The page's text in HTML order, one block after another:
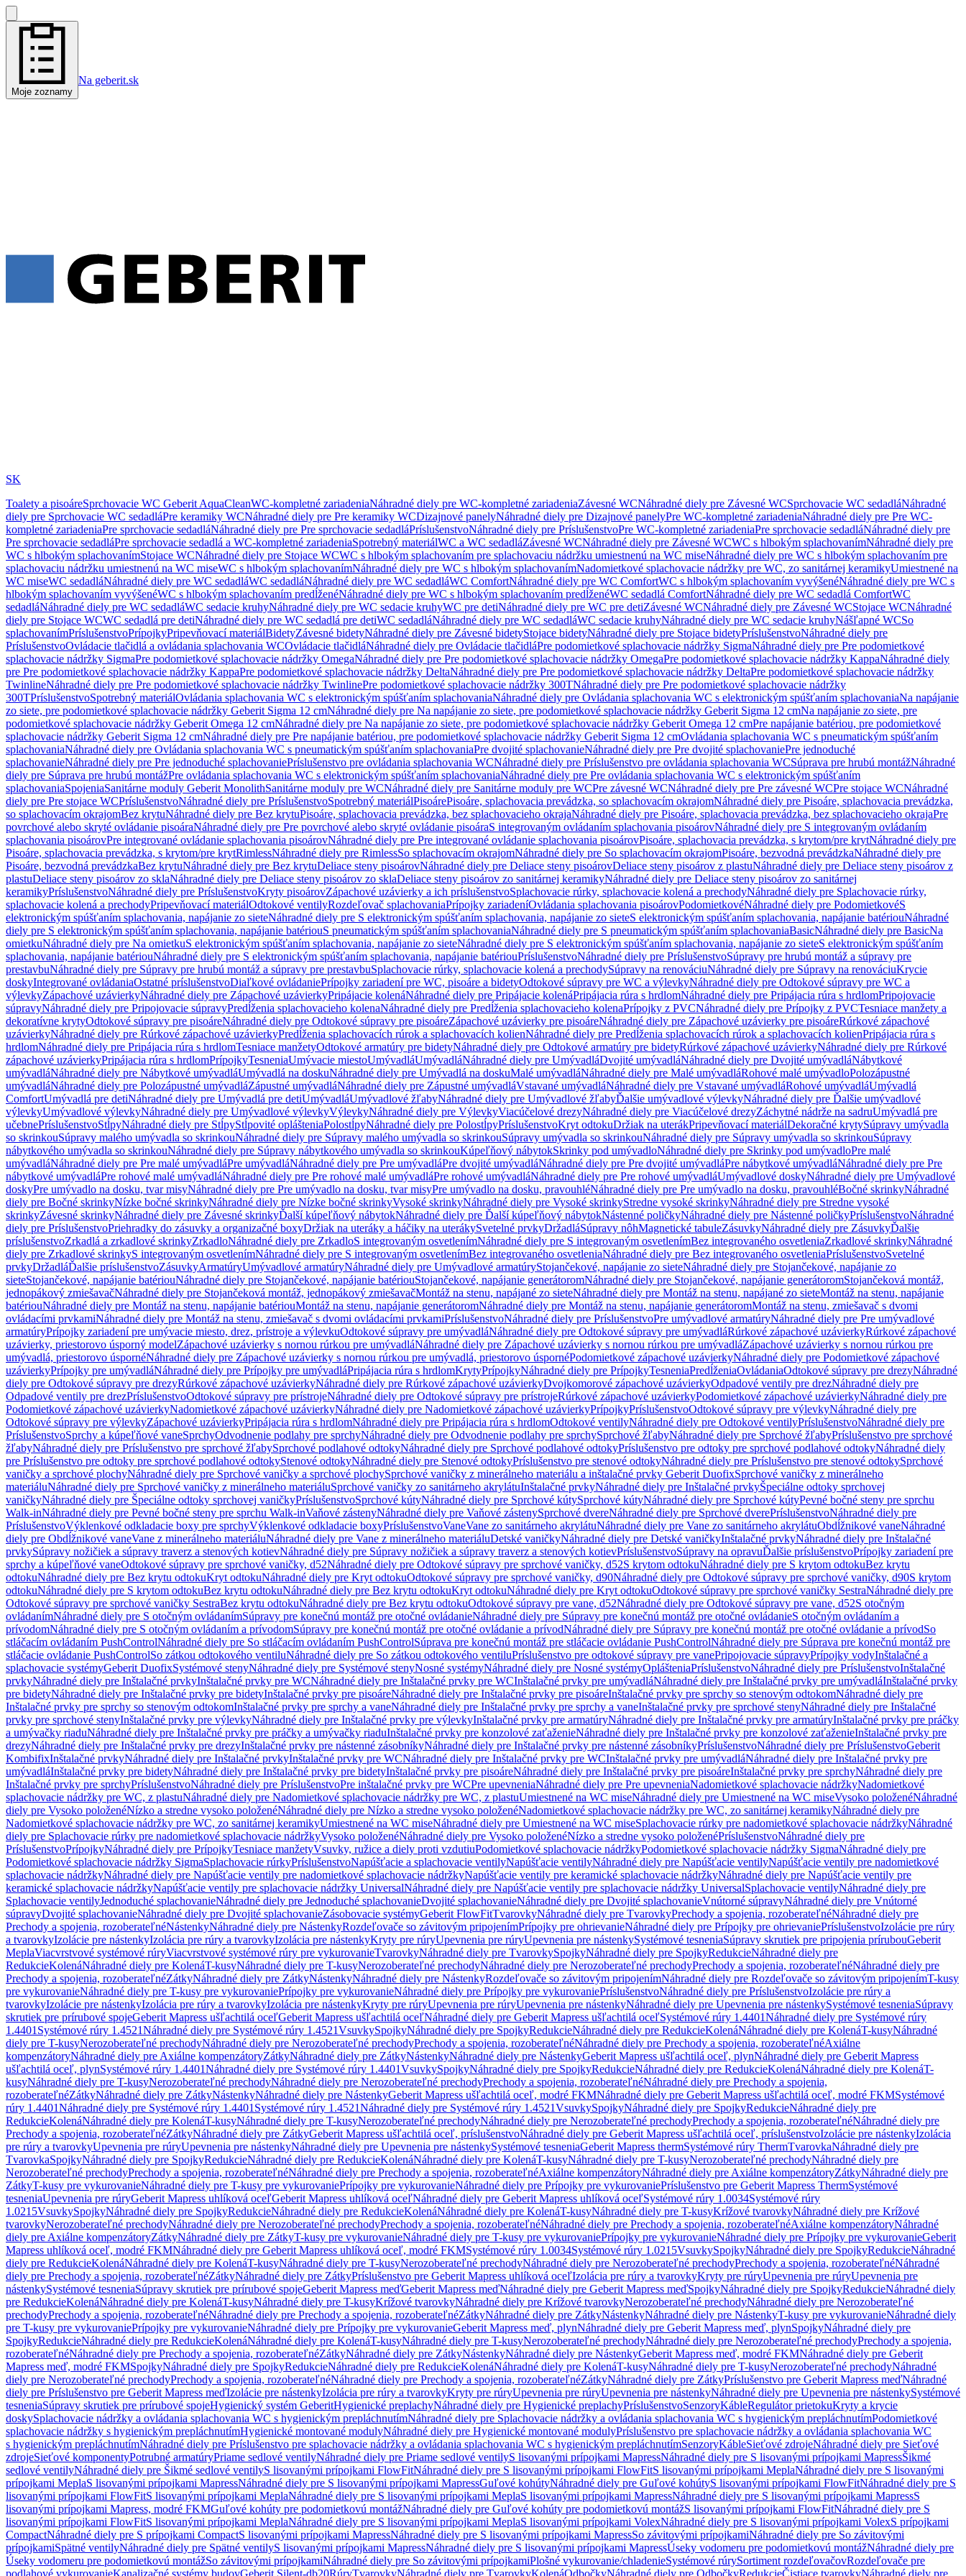
Moje zoznamy
Na geberit.sk
SK
Toalety a pisoáreSprchovacie WC Geberit AquaCleanWC-kompletné zariadeniaNáhradné diely pre WC-kompletné zariadeniaZávesné WCNáhradné diely pre Závesné WCSprchovacie WC sedadláNáhradné
diely pre Sprchovacie WC sedadláPre keramiky WCNáhradné diely pre Pre keramiky WCDizajnové panelyNáhradné diely pre Dizajnové panelyPre WC-kompletné zariadeniaNáhradné diely pre Pre WC-
kompletné zariadeniaPre sprchovacie sedadláNáhradné diely pre Pre sprchovacie sedadláPríslušenstvoNáhradné diely pre PríslušenstvoPre WC-kompletné zariadeniaPre sprchovacie sedadláNáhradné diely pre
Pre sprchovacie sedadláPre sprchovacie sedadlá a WC-kompletné zariadeniaSpotrebný materiálWC a WC sedadláZávesné WCNáhradné diely pre Závesné WCWC s hlbokým splachovanímNáhradné diely pre
WC s hlbokým splachovanímStojace WCNáhradné diely pre Stojace WCWC s hlbokým splachovaním pre splachovaciu nádržku umiestnenú na WC miseNáhradné diely pre WC s hlbokým splachovaním pre
splachovaciu nádržku umiestnenú na WC miseWC s hlbokým splachovanímNáhradné diely pre WC s hlbokým splachovanímNadomietkové splachovacie nádržky pre WC, zo sanitárnej keramikyUmiestnené na
WC miseWC sedadláNáhradné diely pre WC sedadláWC sedadláNáhradné diely pre WC sedadláWC ComfortNáhradné diely pre WC ComfortWC s hlbokým splachovaním vyvýšenéNáhradné diely pre WC s
hlbokým splachovaním vyvýšenéWC s hlbokým splachovaním predĺženéNáhradné diely pre WC s hlbokým splachovaním predĺženéWC sedadlá ComfortNáhradné diely pre WC sedadlá ComfortWC
sedadláNáhradné diely pre WC sedadláWC sedacie kruhyNáhradné diely pre WC sedacie kruhyWC pre detiNáhradné diely pre WC pre detiZávesné WCNáhradné diely pre Závesné WCStojace WCNáhradné
diely pre Stojace WCWC sedadlá pre detiNáhradné diely pre WC sedadlá pre detiWC sedadláNáhradné diely pre WC sedadláWC sedacie kruhyNáhradné diely pre WC sedacie kruhyNášľapné WCSo
splachovanímPríslušenstvoPrípojkyPripevňovací materiálBidetyZávesné bidetyNáhradné diely pre Závesné bidetyStojace bidetyNáhradné diely pre Stojace bidetyPríslušenstvoNáhradné diely pre
PríslušenstvoOvládacie tlačidlá a ovládania splachovania WCOvládacie tlačidláNáhradné diely pre Ovládacie tlačidláPre podomietkové splachovacie nádržky SigmaNáhradné diely pre Pre podomietkové
splachovacie nádržky SigmaPre podomietkové splachovacie nádržky OmegaNáhradné diely pre Pre podomietkové splachovacie nádržky OmegaPre podomietkové splachovacie nádržky KappaNáhradné diely
pre Pre podomietkové splachovacie nádržky KappaPre podomietkové splachovacie nádržky DeltaNáhradné diely pre Pre podomietkové splachovacie nádržky DeltaPre podomietkové splachovacie nádržky
TwinlineNáhradné diely pre Pre podomietkové splachovacie nádržky TwinlinePre podomietkové splachovacie nádržky 300TNáhradné diely pre Pre podomietkové splachovacie nádržky
300TPríslušenstvoSpotrebný materiálOvládania splachovania WC s elektronickým spúšťaním splachovaniaNáhradné diely pre Ovládania splachovania WC s elektronickým spúšťaním splachovaniaNa napájanie
zo siete, pre podomietkové splachovacie nádržky Geberit Sigma 12 cmNáhradné diely pre Na napájanie zo siete, pre podomietkové splachovacie nádržky Geberit Sigma 12 cmNa napájanie zo siete, pre
podomietkové splachovacie nádržky Geberit Omega 12 cmNáhradné diely pre Na napájanie zo siete, pre podomietkové splachovacie nádržky Geberit Omega 12 cmPre napájanie batériou, pre podomietkové
splachovacie nádržky Geberit Sigma 12 cmNáhradné diely pre Pre napájanie batériou, pre podomietkové splachovacie nádržky Geberit Sigma 12 cmOvládania splachovania WC s pneumatickým spúšťaním
splachovaniaNáhradné diely pre Ovládania splachovania WC s pneumatickým spúšťaním splachovaniaPre dvojité splachovanieNáhradné diely pre Pre dvojité splachovaniePre jednoduché
splachovanieNáhradné diely pre Pre jednoduché splachovaniePríslušenstvo pre ovládania splachovania WCNáhradné diely pre Príslušenstvo pre ovládania splachovania WCSúprava pre hrubú montážNáhradné
diely pre Súprava pre hrubú montážPre ovládania splachovania WC s elektronickým spúšťaním splachovaniaNáhradné diely pre Pre ovládania splachovania WC s elektronickým spúšťaním
splachovaniaSpojeniaSanitárne moduly Geberit MonolithSanitárne moduly pre WCNáhradné diely pre Sanitárne moduly pre WCPre závesné WCNáhradné diely pre Pre závesné WCPre stojace WCNáhradné
diely pre Pre stojace WCPríslušenstvoNáhradné diely pre PríslušenstvoSpotrebný materiálPisoárePisoáre, splachovacia prevádzka, so splachovacím okrajomNáhradné diely pre Pisoáre, splachovacia prevádzka,
so splachovacím okrajomBez krytuNáhradné diely pre Bez krytuPisoáre, splachovacia prevádzka, bez splachovacieho okrajaNáhradné diely pre Pisoáre, splachovacia prevádzka, bez splachovacieho okrajaPre
povrchové alebo skryté ovládanie pisoáraNáhradné diely pre Pre povrchové alebo skryté ovládanie pisoáraS integrovaným ovládaním splachovania pisoárovNáhradné diely pre S integrovaným ovládaním
splachovania pisoárovPre integrované ovládanie splachovania pisoárovNáhradné diely pre Pre integrované ovládanie splachovania pisoárovPisoáre, splachovacia prevádzka, s krytom/pre krytNáhradné diely pre
Pisoáre, splachovacia prevádzka, s krytom/pre krytRimlessNáhradné diely pre RimlessSo splachovacím okrajomNáhradné diely pre So splachovacím okrajomPisoáre, bezvodná prevádzkaNáhradné diely pre
Pisoáre, bezvodná prevádzkaBez krytuNáhradné diely pre Bez krytuDeliace steny pisoárovNáhradné diely pre Deliace steny pisoárovDeliace steny pisoárov z plastuNáhradné diely pre Deliace steny pisoárov z
plastuDeliace steny pisoárov zo sklaNáhradné diely pre Deliace steny pisoárov zo sklaDeliace steny pisoárov zo sanitárnej keramikyNáhradné diely pre Deliace steny pisoárov zo sanitárnej
keramikyPríslušenstvoNáhradné diely pre PríslušenstvoKryty pisoárovZápachové uzávierky a ich príslušenstvoSplachovacie rúrky, splachovacie kolená a prechodyNáhradné diely pre Splachovacie rúrky,
splachovacie kolená a prechodyPripevňovací materiálOdtokové ventilyRozdeľovač splachovaniaPrípojky zariadeníOvládania splachovania pisoárovPodomietkovéNáhradné diely pre PodomietkovéS
elektronickým spúšťaním splachovania, napájanie zo sieteNáhradné diely pre S elektronickým spúšťaním splachovania, napájanie zo sieteS elektronickým spúšťaním splachovania, napájanie batériouNáhradné
diely pre S elektronickým spúšťaním splachovania, napájanie batériouS pneumatickým spúšťaním splachovaniaNáhradné diely pre S pneumatickým spúšťaním splachovaniaBasicNáhradné diely pre BasicNa
omietkuNáhradné diely pre Na omietkuS elektronickým spúšťaním splachovania, napájanie zo sieteNáhradné diely pre S elektronickým spúšťaním splachovania, napájanie zo sieteS elektronickým spúšťaním
splachovania, napájanie batériouNáhradné diely pre S elektronickým spúšťaním splachovania, napájanie batériouPríslušenstvoNáhradné diely pre PríslušenstvoSúpravy pre hrubú montáž a súpravy pre
prestavbuNáhradné diely pre Súpravy pre hrubú montáž a súpravy pre prestavbuSplachovacie rúrky, splachovacie kolená a prechodySúpravy na renováciuNáhradné diely pre Súpravy na renováciuKrycie
doskyIntegrované ovládaniaOstatné príslušenstvoDiaľkové ovládaniePrípojky zariadení pre WC, pisoáre a bidetyOdtokové súpravy pre WC a výlevkyNáhradné diely pre Odtokové súpravy pre WC a
výlevkyZápachové uzávierkyNáhradné diely pre Zápachové uzávierkyPripájacie kolenáNáhradné diely pre Pripájacie kolenáPripájacia rúra s hrdlomNáhradné diely pre Pripájacia rúra s hrdlomPripojovacie
súpravyNáhradné diely pre Pripojovacie súpravyPredĺženia splachovacieho kolenaNáhradné diely pre Predĺženia splachovacieho kolenaPrípojky z PVCNáhradné diely pre Prípojky z PVCTesniace manžety a
dekoratívne krytyOdtokové súpravy pre pisoáreNáhradné diely pre Odtokové súpravy pre pisoáreZápachové uzávierky pre pisoáreNáhradné diely pre Zápachové uzávierky pre pisoáreRúrkové zápachové
uzávierkyNáhradné diely pre Rúrkové zápachové uzávierkyPredĺženia splachovacích rúrok a splachovacích kolienNáhradné diely pre Predĺženia splachovacích rúrok a splachovacích kolienPripájacia rúra s
hrdlomNáhradné diely pre Pripájacia rúra s hrdlomTesniace manžetyOdtokové armatúry pre bidetyNáhradné diely pre Odtokové armatúry pre bidetyRúrkové zápachové uzávierkyNáhradné diely pre Rúrkové
zápachové uzávierkyPripájacia rúra s hrdlomPrípojkyTesneniaUmývacie miestoUmývadláUmývadláNáhradné diely pre UmývadláDvojité umývadláNáhradné diely pre Dvojité umývadláNábytkové
umývadláNáhradné diely pre Nábytkové umývadláUmývadlá na doskuNáhradné diely pre Umývadlá na doskuMalé umývadláNáhradné diely pre Malé umývadláRohové malé umývadloPolozápustné
umývadláNáhradné diely pre Polozápustné umývadláZápustné umývadláNáhradné diely pre Zápustné umývadláVstavané umývadláNáhradné diely pre Vstavané umývadláRohové umývadláUmývadlá
ComfortUmývadlá pre detiNáhradné diely pre Umývadlá pre detiUmývadláUmývadlové žľabyNáhradné diely pre Umývadlové žľabyĎalšie umývadlové výlevkyNáhradné diely pre Ďalšie umývadlové
výlevkyUmývadlové výlevkyNáhradné diely pre Umývadlové výlevkyVýlevkyNáhradné diely pre VýlevkyViacúčelové drezyNáhradné diely pre Viacúčelové drezyZáchytné nádrže na sadruUmývadlá pre
učebnePríslušenstvoStĺpyNáhradné diely pre StĺpyStĺpovité oplášteniaPolostĺpyNáhradné diely pre PolostĺpyPríslušenstvoKryt odtokuDržiak na uterákPripevňovací materiálDekoračné krytySúpravy umývadla
so skrinkouSúpravy malého umývadla so skrinkouNáhradné diely pre Súpravy malého umývadla so skrinkouSúpravy umývadla so skrinkouNáhradné diely pre Súpravy umývadla so skrinkouSúpravy
nábytkového umývadla so skrinkouNáhradné diely pre Súpravy nábytkového umývadla so skrinkouKúpeľňový nábytokSkrinky pod umývadloNáhradné diely pre Skrinky pod umývadloPre malé
umývadláNáhradné diely pre Pre malé umývadláPre umývadláNáhradné diely pre Pre umývadláPre dvojité umývadláNáhradné diely pre Pre dvojité umývadláPre nábytkové umývadláNáhradné diely pre Pre
nábytkové umývadláPre rohové malé umývadláNáhradné diely pre Pre rohové malé umývadláPre rohové umývadláNáhradné diely pre Pre rohové umývadláUmývadlové doskyNáhradné diely pre Umývadlové
doskyPre umývadlo na dosku, tvar misyNáhradné diely pre Pre umývadlo na dosku, tvar misyPre umývadlo na dosku, pravouhléNáhradné diely pre Pre umývadlo na dosku, pravouhléBočné skrinkyNáhradné
diely pre Bočné skrinkyNízke bočné skrinkyNáhradné diely pre Nízke bočné skrinkyVysoké skrinkyNáhradné diely pre Vysoké skrinkyStredne vysoké skrinkyNáhradné diely pre Stredne vysoké
skrinkyZávesné skrinkyNáhradné diely pre Závesné skrinkyĎalší kúpeľňový nábytokNáhradné diely pre Ďalší kúpeľňový nábytokNástenné poličkyNáhradné diely pre Nástenné poličkyPríslušenstvoNáhradné
diely pre PríslušenstvoPriehradky do zásuvky a organizačné boxyDržiak na uteráky a háčiky na uterákySvetelné prvkyDržadláSúpravy nôhMagnetické tabuleZásuvkyNáhradné diely pre ZásuvkyĎalšie
príslušenstvoZrkadlá a zrkadlové skrinkyZrkadloNáhradné diely pre ZrkadloS integrovaným osvetlenímNáhradné diely pre S integrovaným osvetlenímBez integrovaného osvetleniaZrkadlové skrinkyNáhradné
diely pre Zrkadlové skrinkyS integrovaným osvetlenímNáhradné diely pre S integrovaným osvetlenímBez integrovaného osvetleniaNáhradné diely pre Bez integrovaného osvetleniaPríslušenstvoSvetelné
prvkyDržadláĎalšie príslušenstvoZásuvkyArmatúryUmývadlové armatúryNáhradné diely pre Umývadlové armatúryStojančekové, napájanie zo sieteNáhradné diely pre Stojančekové, napájanie zo
sieteStojančekové, napájanie batériouNáhradné diely pre Stojančekové, napájanie batériouStojančekové, napájanie generátoromNáhradné diely pre Stojančekové, napájanie generátoromStojančeková montáž,
jednopákový zmiešavačNáhradné diely pre Stojančeková montáž, jednopákový zmiešavačMontáž na stenu, napájané zo sieteNáhradné diely pre Montáž na stenu, napájané zo sieteMontáž na stenu, napájanie
batériouNáhradné diely pre Montáž na stenu, napájanie batériouMontáž na stenu, napájanie generátoromNáhradné diely pre Montáž na stenu, napájanie generátoromMontáž na stenu, zmiešavač s dvomi
ovládacími prvkamiNáhradné diely pre Montáž na stenu, zmiešavač s dvomi ovládacími prvkamiPríslušenstvoNáhradné diely pre PríslušenstvoPre umývadlové armatúryNáhradné diely pre Pre umývadlové
armatúryPrípojky zariadení pre umývacie miesto, drez, prístroje a výlevkuOdtokové súpravy pre umývadláNáhradné diely pre Odtokové súpravy pre umývadláRúrkové zápachové uzávierkyRúrkové zápachové
uzávierky, priestorovo úsporný modelZápachové uzávierky s nornou rúrkou pre umývadláNáhradné diely pre Zápachové uzávierky s nornou rúrkou pre umývadláZápachové uzávierky s nornou rúrkou pre
umývadlá, priestorovo úspornéNáhradné diely pre Zápachové uzávierky s nornou rúrkou pre umývadlá, priestorovo úspornéPodomietkové zápachové uzávierkyNáhradné diely pre Podomietkové zápachové
uzávierkyPrípojky pre umývadláNáhradné diely pre Prípojky pre umývadláPripájacia rúra s hrdlomKrytyPrípojkyNáhradné diely pre PrípojkyTesneniaPredĺženiaOvládaniaOdtokové súpravy pre drezyNáhradné
diely pre Odtokové súpravy pre drezyRúrkové zápachové uzávierkyNáhradné diely pre Rúrkové zápachové uzávierkyDvojkomorové zápachové uzávierkyOdpadové ventily pre drezNáhradné diely pre
Odpadové ventily pre drezPríslušenstvoOdtokové súpravy pre prístrojeNáhradné diely pre Odtokové súpravy pre prístrojeRúrkové zápachové uzávierkyPodomietkové zápachové uzávierkyNáhradné diely pre
Podomietkové zápachové uzávierkyNadomietkové zápachové uzávierkyNáhradné diely pre Nadomietkové zápachové uzávierkyPrípojkyPríslušenstvoOdtokové súpravy pre výlevkyNáhradné diely pre
Odtokové súpravy pre výlevkyZápachové uzávierkyPripájacia rúra s hrdlomNáhradné diely pre Pripájacia rúra s hrdlomOdtokové ventilyNáhradné diely pre Odtokové ventilyPríslušenstvoNáhradné diely pre
PríslušenstvoSprchy a kúpeľňové vaneSprchyOdvodnenie podlahy pre sprchyNáhradné diely pre Odvodnenie podlahy pre sprchySprchové žľabyNáhradné diely pre Sprchové žľabyPríslušenstvo pre sprchové
žľabyNáhradné diely pre Príslušenstvo pre sprchové žľabySprchové podlahové odtokyNáhradné diely pre Sprchové podlahové odtokyPríslušenstvo pre odtoky pre sprchové podlahové odtokyNáhradné diely
pre Príslušenstvo pre odtoky pre sprchové podlahové odtokyStenové odtokyNáhradné diely pre Stenové odtokyPríslušenstvo pre stenové odtokyNáhradné diely pre Príslušenstvo pre stenové odtokySprchové
vaničky a sprchové plochyNáhradné diely pre Sprchové vaničky a sprchové plochySprchové vaničky z minerálneho materiálu a inštalačné prvky Geberit DuofixSprchové vaničky z minerálneho
materiáluNáhradné diely pre Sprchové vaničky z minerálneho materiáluSprchové vaničky zo sanitárneho akrylátuInštalačné prvkyNáhradné diely pre Inštalačné prvkyŠpeciálne odtoky sprchovej
vaničkyNáhradné diely pre Špeciálne odtoky sprchovej vaničkyPríslušenstvoSprchové kútyNáhradné diely pre Sprchové kútySprchové kútyNáhradné diely pre Sprchové kútyPevné bočné steny pre sprchu
Walk-inNáhradné diely pre Pevné bočné steny pre sprchu Walk-inVaňové zástenyNáhradné diely pre Vaňové zástenySprchové dvereNáhradné diely pre Sprchové dverePríslušenstvoNáhradné diely pre
PríslušenstvoVýklenkové odkladacie boxy pre sprchyVýklenkové odkladacie boxyPríslušenstvoVaneVane zo sanitárneho akrylátuNáhradné diely pre Vane zo sanitárneho akrylátuObdĺžnikové vaneNáhradné
diely pre Obdĺžnikové vaneVane z minerálneho materiáluNáhradné diely pre Vane z minerálneho materiáluDetské vaničkyNáhradné diely pre Detské vaničkyInštalačné prvkyNáhradné diely pre Inštalačné
prvkySúpravy nožičiek a súpravy traverz a stenových kotievNáhradné diely pre Súpravy nožičiek a súpravy traverz a stenových kotievPríslušenstvoSúpravy na opravuĎalšie príslušenstvoPrípojky zariadení pre
sprchy a kúpeľňové vaneOdtokové súpravy pre sprchové vaničky, d52Náhradné diely pre Odtokové súpravy pre sprchové vaničky, d52S krytom odtokuNáhradné diely pre S krytom odtokuBez krytu
odtokuNáhradné diely pre Bez krytu odtokuKryt odtokuNáhradné diely pre Kryt odtokuOdtokové súpravy pre sprchové vaničky, d90Náhradné diely pre Odtokové súpravy pre sprchové vaničky, d90S krytom
odtokuNáhradné diely pre S krytom odtokuBez krytu odtokuNáhradné diely pre Bez krytu odtokuKryt odtokuNáhradné diely pre Kryt odtokuOdtokové súpravy pre sprchové vaničky SestraNáhradné diely pre
Odtokové súpravy pre sprchové vaničky SestraBez krytu odtokuNáhradné diely pre Bez krytu odtokuOdtokové súpravy pre vane, d52Náhradné diely pre Odtokové súpravy pre vane, d52S otočným
ovládanímNáhradné diely pre S otočným ovládanímSúpravy pre konečnú montáž pre otočné ovládanieNáhradné diely pre Súpravy pre konečnú montáž pre otočné ovládanieS otočným ovládaním a
prívodomNáhradné diely pre S otočným ovládaním a prívodomSúpravy pre konečnú montáž pre otočné ovládanie a prívodNáhradné diely pre Súpravy pre konečnú montáž pre otočné ovládanie a prívodSo
stláčacím ovládaním PushControlNáhradné diely pre So stláčacím ovládaním PushControlSúprava pre konečnú montáž pre stláčacie ovládanie PushControlNáhradné diely pre Súprava pre konečnú montáž pre
stláčacie ovládanie PushControlSo zátkou odtokového ventiluNáhradné diely pre So zátkou odtokového ventiluPríslušenstvo pre odtokové súpravy pre vanePripojovacie súpravyPrípojky vodyInštalačné a
splachovacie systémyGeberit DuofixSystémové stenyNáhradné diely pre Systémové stenyNosné systémyNáhradné diely pre Nosné systémyOplášteniaPríslušenstvoNáhradné diely pre PríslušenstvoInštalačné
prvkyNáhradné diely pre Inštalačné prvkyInštalačné prvky pre WCNáhradné diely pre Inštalačné prvky pre WCInštalačné prvky pre umývadláNáhradné diely pre Inštalačné prvky pre umývadláInštalačné prvky
pre bidetyNáhradné diely pre Inštalačné prvky pre bidetyInštalačné prvky pre pisoáreNáhradné diely pre Inštalačné prvky pre pisoáreInštalačné prvky pre sprchy so stenovým odtokomNáhradné diely pre
Inštalačné prvky pre sprchy so stenovým odtokomInštalačné prvky pre sprchy a vaneNáhradné diely pre Inštalačné prvky pre sprchy a vaneInštalačné prvky pre sprchové stenyNáhradné diely pre Inštalačné
prvky pre sprchové stenyInštalačné prvky pre výlevkyNáhradné diely pre Inštalačné prvky pre výlevkyInštalačné prvky pre armatúryNáhradné diely pre Inštalačné prvky pre armatúryInštalačné prvky pre práčky
a umývačky riaduNáhradné diely pre Inštalačné prvky pre práčky a umývačky riaduInštalačné prvky pre konzolové zaťaženieNáhradné diely pre Inštalačné prvky pre konzolové zaťaženieInštalačné prvky pre
drezyNáhradné diely pre Inštalačné prvky pre drezyInštalačné prvky pre nástenné zásobníkyNáhradné diely pre Inštalačné prvky pre nástenné zásobníkyPríslušenstvoNáhradné diely pre PríslušenstvoGeberit
KombifixInštalačné prvkyNáhradné diely pre Inštalačné prvkyInštalačné prvky pre WCNáhradné diely pre Inštalačné prvky pre WCInštalačné prvky pre umývadláNáhradné diely pre Inštalačné prvky pre
umývadláInštalačné prvky pre bidetyNáhradné diely pre Inštalačné prvky pre bidetyInštalačné prvky pre pisoáreNáhradné diely pre Inštalačné prvky pre pisoáreInštalačné prvky pre sprchyNáhradné diely pre
Inštalačné prvky pre sprchyPríslušenstvoNáhradné diely pre PríslušenstvoPre inštalačné prvky pre WCPre upevneniaNáhradné diely pre Pre upevneniaNadomietkové splachovacie nádržkyNadomietkové
splachovacie nádržky pre WC, z plastuNáhradné diely pre Nadomietkové splachovacie nádržky pre WC, z plastuUmiestnené na WC miseNáhradné diely pre Umiestnené na WC miseVysoko položenéNáhradné
diely pre Vysoko položenéNízko a stredne vysoko položenéNáhradné diely pre Nízko a stredne vysoko položenéNadomietkové splachovacie nádržky pre WC, zo sanitárnej keramikyNáhradné diely pre
Nadomietkové splachovacie nádržky pre WC, zo sanitárnej keramikyUmiestnené na WC miseNáhradné diely pre Umiestnené na WC miseSplachovacie rúrky pre nadomietkové splachovacie nádržkyNáhradné
diely pre Splachovacie rúrky pre nadomietkové splachovacie nádržkyVysoko položenéNáhradné diely pre Vysoko položenéNízko a stredne vysoko položenéPríslušenstvoNáhradné diely pre
PríslušenstvoPrípojkyNáhradné diely pre PrípojkyTesniace manžetyVsuvky, ružice a diely proti vzdutiuPodomietkové splachovacie nádržkyPodomietkové splachovacie nádržky SigmaNáhradné diely pre
Podomietkové splachovacie nádržky SigmaSplachovacie rúrkyPríslušenstvoNapúšťacie a splachovacie ventilyNapúšťacie ventilyNáhradné diely pre Napúšťacie ventilyNapúšťacie ventily pre nadomietkové
splachovacie nádržkyNáhradné diely pre Napúšťacie ventily pre nadomietkové splachovacie nádržkyNapúšťacie ventily pre keramické splachovacie nádržkyNáhradné diely pre Napúšťacie ventily pre
keramické splachovacie nádržkyNapúšťacie ventily pre splachovacie nádržky UniversalNáhradné diely pre Napúšťacie ventily pre splachovacie nádržky UniversalSplachovacie ventilyNáhradné diely pre
Splachovacie ventilyJednoduché splachovanieNáhradné diely pre Jednoduché splachovanieDvojité splachovanieNáhradné diely pre Dvojité splachovanieVnútorné súpravyNáhradné diely pre Vnútorné
súpravyDvojité splachovanieNáhradné diely pre Dvojité splachovanieZásobovacie systémyGeberit FlowFitTvarovkyNáhradné diely pre TvarovkyPrechody a spojenia, rozoberateľnéNáhradné diely pre
Prechody a spojenia, rozoberateľnéNástenkyNáhradné diely pre NástenkyRozdeľovače so závitovým pripojenímPrípojky pre ohrievanieNáhradné diely pre Prípojky pre ohrievaniePríslušenstvoIzolácie pre rúry
a tvarovkyIzolácie pre nástenkyIzolácia pre rúry a tvarovkyIzolácia pre nástenkyKryty pre rúryUpevnenia pre rúryUpevnenia pre nástenkySystémové tesneniaSúpravy skrutiek pre pripojenia prírubouGeberit
MeplaViacvrstvové systémové rúryViacvrstvové systémové rúry pre vykurovanieTvarovkyNáhradné diely pre TvarovkySpojkyNáhradné diely pre SpojkyRedukcieNáhradné diely pre
RedukcieKolenáNáhradné diely pre KolenáT-kusyNáhradné diely pre T-kusyNerozoberateľné prechodyNáhradné diely pre Nerozoberateľné prechodyPrechody a spojenia, rozoberateľnéNáhradné diely pre
Prechody a spojenia, rozoberateľnéZátkyNáhradné diely pre ZátkyNástenkyNáhradné diely pre NástenkyRozdeľovače so závitovým pripojenímNáhradné diely pre Rozdeľovače so závitovým pripojenímT-kusy
pre vykurovanieNáhradné diely pre T-kusy pre vykurovaniePrípojky pre vykurovanieNáhradné diely pre Prípojky pre vykurovaniePríslušenstvoNáhradné diely pre PríslušenstvoIzolácie pre rúry a
tvarovkyIzolácie pre nástenkyIzolácia pre rúry a tvarovkyIzolácia pre nástenkyKryty pre rúryUpevnenia pre rúryUpevnenia pre nástenkyNáhradné diely pre Upevnenia pre nástenkySystémové tesneniaSúpravy
skrutiek pre prírubové spojeGeberit Mapress ušľachtilá oceľGeberit Mapress ušľachtilá oceľNáhradné diely pre Geberit Mapress ušľachtilá oceľSystémové rúry 1.4401Náhradné diely pre Systémové rúry
1.4401 Systémové rúry 1.4521Náhradné diely pre Systémové rúry 1.4521VsuvkySpojkyNáhradné diely pre SpojkyRedukcieNáhradné diely pre RedukcieKolenáNáhradné diely pre KolenáT-kusyNáhradné
diely pre T-kusyNerozoberateľné prechodyNáhradné diely pre Nerozoberateľné prechodyPrechody a spojenia, rozoberateľnéNáhradné diely pre Prechody a spojenia, rozoberateľnéAxiálne
kompenzátoryNáhradné diely pre Axiálne kompenzátoryZátkyNáhradné diely pre ZátkyNástenkyNáhradné diely pre NástenkyGeberit Mapress ušľachtilá oceľ, plynNáhradné diely pre Geberit Mapress
ušľachtilá oceľ, plynSystémové rúry 1.4401Náhradné diely pre Systémové rúry 1.4401VsuvkySpojkyNáhradné diely pre SpojkyRedukcieNáhradné diely pre RedukcieKolenáNáhradné diely pre KolenáT-
kusyNáhradné diely pre T-kusyNerozoberateľné prechodyNáhradné diely pre Nerozoberateľné prechodyPrechody a spojenia, rozoberateľnéNáhradné diely pre Prechody a spojenia,
rozoberateľnéZátkyNáhradné diely pre ZátkyNástenkyNáhradné diely pre NástenkyGeberit Mapress ušľachtilá oceľ, modré FKMNáhradné diely pre Geberit Mapress ušľachtilá oceľ, modré FKMSystémové
rúry 1.4401Náhradné diely pre Systémové rúry 1.4401 Systémové rúry 1.4521Náhradné diely pre Systémové rúry 1.4521VsuvkySpojkyNáhradné diely pre SpojkyRedukcieNáhradné diely pre
RedukcieKolenáNáhradné diely pre KolenáT-kusyNáhradné diely pre T-kusyNerozoberateľné prechodyNáhradné diely pre Nerozoberateľné prechodyPrechody a spojenia, rozoberateľnéNáhradné diely pre
Prechody a spojenia, rozoberateľnéZátkyNáhradné diely pre ZátkyGeberit Mapress ušľachtilá oceľ, príslušenstvoNáhradné diely pre Geberit Mapress ušľachtilá oceľ, príslušenstvoIzolácie pre nástenkyIzolácia
pre rúry a tvarovkyUpevnenia pre rúryUpevnenia pre nástenkyNáhradné diely pre Upevnenia pre nástenkySystémové tesneniaGeberit Mapress thermSystémové rúry ThermTvarovkaNáhradné diely pre
TvarovkaSpojkyNáhradné diely pre SpojkyRedukcieNáhradné diely pre RedukcieKolenáNáhradné diely pre KolenáT-kusyNáhradné diely pre T-kusyNerozoberateľné prechodyNáhradné diely pre
Nerozoberateľné prechodyPrechody a spojenia, rozoberateľnéNáhradné diely pre Prechody a spojenia, rozoberateľnéAxiálne kompenzátoryNáhradné diely pre Axiálne kompenzátoryZátkyNáhradné diely pre
ZátkyT-kusy pre vykurovanieNáhradné diely pre T-kusy pre vykurovaniePrípojky pre vykurovanieNáhradné diely pre Prípojky pre vykurovaniePríslušenstvo pre Geberit Mapress ThermSystémové
tesneniaUpevnenia pre rúryGeberit Mapress uhlíková oceľGeberit Mapress uhlíková oceľNáhradné diely pre Geberit Mapress uhlíková oceľSystémové rúry 1.0034Systémové rúry
1.0215VsuvkySpojkyNáhradné diely pre SpojkyRedukcieNáhradné diely pre RedukcieKolenáNáhradné diely pre KolenáT-kusyNáhradné diely pre T-kusyKrížové tvarovkyNáhradné diely pre Krížové
tvarovkyNerozoberateľné prechodyNáhradné diely pre Nerozoberateľné prechodyPrechody a spojenia, rozoberateľnéNáhradné diely pre Prechody a spojenia, rozoberateľnéAxiálne kompenzátoryNáhradné
diely pre Axiálne kompenzátoryZátkyNáhradné diely pre ZátkyT-kusy pre vykurovanieNáhradné diely pre T-kusy pre vykurovaniePrípojky pre vykurovanieNáhradné diely pre Prípojky pre vykurovanieGeberit
Mapress uhlíková oceľ, modré FKMNáhradné diely pre Geberit Mapress uhlíková oceľ, modré FKMSystémové rúry 1.0034Systémové rúry 1.0215VsuvkySpojkyNáhradné diely pre SpojkyRedukcieNáhradné
diely pre RedukcieKolenáNáhradné diely pre KolenáT-kusyNáhradné diely pre T-kusyNerozoberateľné prechodyNáhradné diely pre Nerozoberateľné prechodyPrechody a spojenia, rozoberateľnéNáhradné
diely pre Prechody a spojenia, rozoberateľnéZátkyNáhradné diely pre ZátkyPríslušenstvo pre Geberit Mapress uhlíková oceľIzolácia pre rúry a tvarovkyKryty pre rúryUpevnenia pre rúryUpevnenia pre
nástenkySystémové tesneniaSúpravy skrutiek pre prírubové spojeGeberit Mapress meďGeberit Mapress meďNáhradné diely pre Geberit Mapress meďSpojkyNáhradné diely pre SpojkyRedukcieNáhradné diely
pre RedukcieKolenáNáhradné diely pre KolenáT-kusyNáhradné diely pre T-kusyKrížové tvarovkyNáhradné diely pre Krížové tvarovkyNerozoberateľné prechodyNáhradné diely pre Nerozoberateľné
prechodyPrechody a spojenia, rozoberateľnéNáhradné diely pre Prechody a spojenia, rozoberateľnéZátkyNáhradné diely pre ZátkyNástenkyNáhradné diely pre NástenkyT-kusy pre vykurovanieNáhradné diely
pre T-kusy pre vykurovaniePrípojky pre vykurovanieNáhradné diely pre Prípojky pre vykurovanieGeberit Mapress meď, plynNáhradné diely pre Geberit Mapress meď, plynSpojkyNáhradné diely pre
SpojkyRedukcieNáhradné diely pre RedukcieKolenáNáhradné diely pre KolenáT-kusyNáhradné diely pre T-kusyNerozoberateľné prechodyNáhradné diely pre Nerozoberateľné prechodyPrechody a spojenia,
rozoberateľnéNáhradné diely pre Prechody a spojenia, rozoberateľnéZátkyNáhradné diely pre ZátkyNástenkyNáhradné diely pre NástenkyGeberit Mapress meď, modré FKMNáhradné diely pre Geberit
Mapress meď, modré FKMSpojkyNáhradné diely pre SpojkyRedukcieNáhradné diely pre RedukcieKolenáNáhradné diely pre KolenáT-kusyNáhradné diely pre T-kusyNerozoberateľné prechodyNáhradné
diely pre Nerozoberateľné prechodyPrechody a spojenia, rozoberateľnéNáhradné diely pre Prechody a spojenia, rozoberateľnéZátkyNáhradné diely pre ZátkyPríslušenstvo pre Geberit Mapress meďNáhradné
diely pre Príslušenstvo pre Geberit Mapress meďIzolácie pre nástenkyIzolácia pre rúry a tvarovkyKryty pre rúryUpevnenia pre rúryUpevnenia pre nástenkyNáhradné diely pre Upevnenia pre nástenkySystémové
tesneniaSúpravy skrutiek pre prírubové spojeHygienický systém GeberitHygienické preplachyNáhradné diely pre Hygienické preplachyPríslušenstvoSenzoryKábleRegulátor prietokuKryty a krycie
doskySplachovacie nádržky a ovládania splachovania WC s hygienickým prepláchnutímNáhradné diely pre Splachovacie nádržky a ovládania splachovania WC s hygienickým prepláchnutímPodomietkové
splachovacie nádržky s hygienickým prepláchnutímHygienické montované modulyNáhradné diely pre Hygienické montované modulyPríslušenstvo pre splachovacie nádržky a ovládania splachovania WC
s hygienickým prepláchnutímNáhradné diely pre Príslušenstvo pre splachovacie nádržky a ovládania splachovania WC s hygienickým prepláchnutímSenzoryKábleSieťové zdrojeNáhradné diely pre Sieťové
zdrojeSieťové komponentyPotrubné armatúryPriame sedlové ventilyNáhradné diely pre Priame sedlové ventilyS lisovanými prípojkami MapressNáhradné diely pre S lisovanými prípojkami MapressŠikmé
sedlové ventilyNáhradné diely pre Šikmé sedlové ventilyS lisovanými prípojkami FlowFitNáhradné diely pre S lisovanými prípojkami FlowFitS lisovanými prípojkami MeplaNáhradné diely pre S lisovanými
prípojkami MeplaS lisovanými prípojkami MapressNáhradné diely pre S lisovanými prípojkami MapressGuľové kohútyNáhradné diely pre Guľové kohútyS lisovanými prípojkami FlowFitNáhradné diely pre S
lisovanými prípojkami FlowFitS lisovanými prípojkami MeplaNáhradné diely pre S lisovanými prípojkami MeplaS lisovanými prípojkami MapressNáhradné diely pre S lisovanými prípojkami MapressS
lisovanými prípojkami Mapress, modré FKMGuľové kohúty pre podomietkovú montážNáhradné diely pre Guľové kohúty pre podomietkovú montážS lisovanými prípojkami FlowFitNáhradné diely pre S
lisovanými prípojkami FlowFitS lisovanými prípojkami MeplaNáhradné diely pre S lisovanými prípojkami MeplaS lisovanými prípojkami VolexNáhradné diely pre S lisovanými prípojkami VolexS prípojkami
CompactNáhradné diely pre S prípojkami CompactS lisovanými prípojkami MapressNáhradné diely pre S lisovanými prípojkami MapressSo závitovými prípojkamiNáhradné diely pre So závitovými
prípojkamiSpätné ventilyNáhradné diely pre Spätné ventilyS lisovanými prípojkami MapressNáhradné diely pre S lisovanými prípojkami MapressÚseky vodomeru pre podomietkovú montážNáhradné diely pre
Úseky vodomeru pre podomietkovú montážSo závitovými prípojkamiNáhradné diely pre So závitovými prípojkamiPlošné vykurovanie/chladenieSystémové rúrySortiment rozdeľovačovRozdeľovače pre
podlahové vykurovanieKanalizačné systémy budovGeberit Silent-db20RúryTvarovkyNáhradné diely pre TvarovkyKolenáOdbočkyNáhradné diely pre OdbočkyRedukcieČistiace tvarovkyNáhradné diely pre